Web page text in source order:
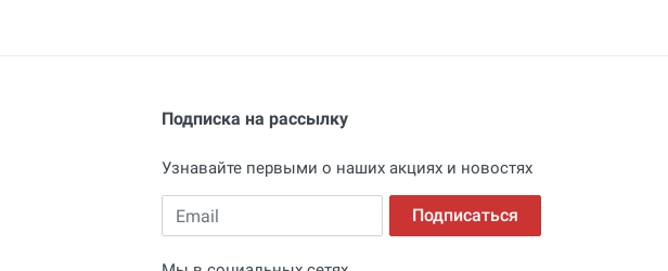
Подписка на рассылку
Узнавайте первыми о наших акциях и новостях
Email Подписаться